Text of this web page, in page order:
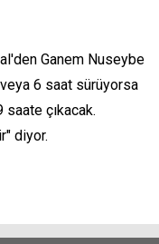
Ganem Nuseybe
6 saat sürüyorsa
çıkacak.
diyor.